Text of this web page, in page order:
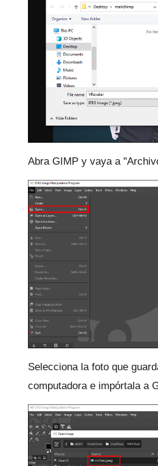
Abra GIMP y vaya a
Selecciona la foto que
computadora e impórtala a